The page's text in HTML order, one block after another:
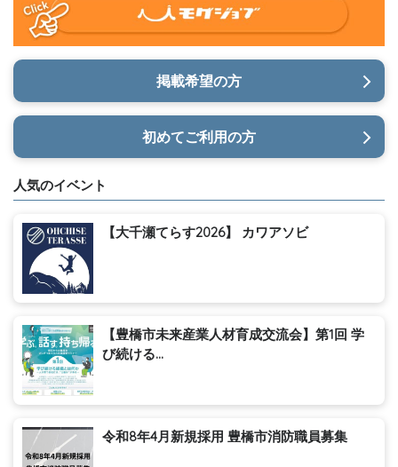
掲載希望の方
初めてご利用の方
人気のイベント
【大千瀬てらす2026】 カワアソビ
【豊橋市未来産業人材育成交流会】第1回 学
び続ける...
令和8年4月新規採用 豊橋市消防職員募集